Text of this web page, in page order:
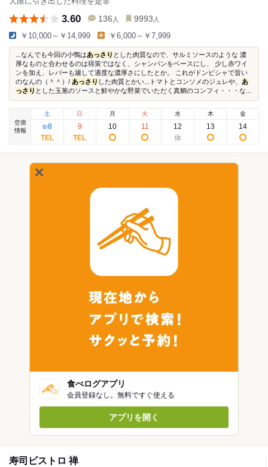
3.60 136 人 9993 人
￥10,000～￥14,999 ￥6,000～￥7,999
...なんでも今回の小鴨はあっさり とした肉質なので、サルミソースのような 濃
厚なものと合わせるのは得策ではなく、シャンパンをベースにし、 少し赤ワイ
ンを加え、レバーも濾して適度な濃厚さにしたとか。 これがドンピシャで旨い
のなんの（＾＾）/ あっさり した肉質とかい...トマトとコンソメのジュレや、 あ
っさり とした玉葱のソースと鮮やかな野菜でいただく真鯛のコンフィ・・・な...
空席
情報
土
8/8
日
9
月
10
火
11
水
12
木
13
金
14
食べログアプリ
会員登録なし。無料ですぐ使える
アプリを開く
寿司ビストロ 禅